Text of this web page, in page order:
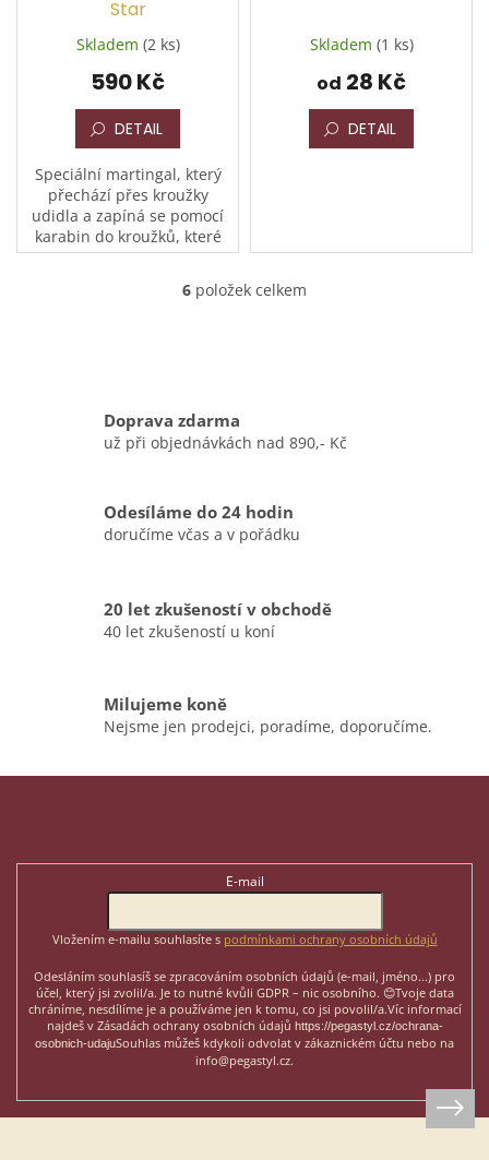
Star
Skladem (2 ks)
590 Kč
DETAIL
Speciální martingal, který
přechází přes kroužky
udidla a zapíná se pomocí
karabin do kroužků, které
jsou našité na otěžích,
koně, kteří příliš zvedají
Skladem (1 ks)
od 28 Kč
DETAIL
O
í
v
k
y
p
i
6 položek celkem
Doprava zdarma
už při objednávkách nad 890,- Kč
Odesíláme do 24 hodin
doručíme včas a v pořádku
20 let zkušeností v obchodě
40 let zkušeností u koní
Milujeme koně
Nejsme jen prodejci, poradíme, doporučíme.
E-mail
Vložením e-mailu souhlasíte s podmínkami ochrany osobních údajů
Odesláním souhlasíš se zpracováním osobních údajů (e-mail, jméno...) pro
účel, který jsi zvolil/a. Je to nutné kvůli GDPR – nic osobního. 😊Tvoje data
chráníme, nesdílíme je a používáme jen k tomu, co jsi povolil/a.Víc informací
najdeš v Zásadách ochrany osobních údajů https://pegastyl.cz/ochrana-
osobnich-udajuSouhlas můžeš kdykoli odvolat v zákaznickém účtu nebo na
info@pegastyl.cz.